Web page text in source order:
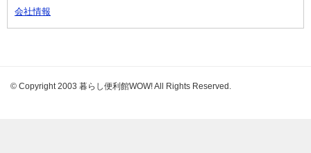
会社情報
© Copyright 2003 暮らし便利館WOW! All Rights Reserved.